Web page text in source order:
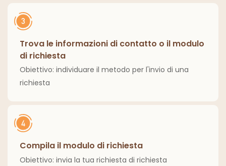
Trova le informazioni di contatto o il modulo
di richiesta
Obiettivo: individuare il metodo per l'invio di una
richiesta
Compila il modulo di richiesta
Obiettivo: invia la tua richiesta di richiesta